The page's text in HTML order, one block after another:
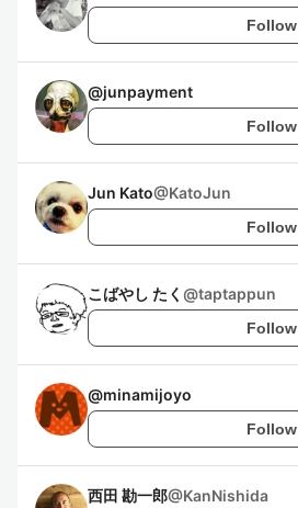
Follow
@junpayment
Follow
Jun Kato@KatoJun
Follow
こばやし たく @taptappun
Follow
@minamijoyo
Follow
西田 勘一郎@KanNishida